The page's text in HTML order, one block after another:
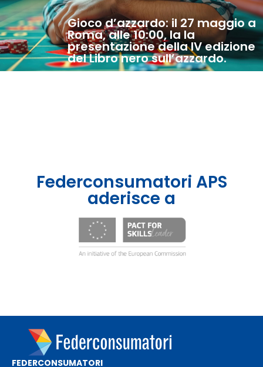
Gioco d’azzardo: il 27 maggio a
Roma, alle 10:00, la la
presentazione della IV edizione
del Libro nero sull’azzardo.
Federconsumatori APS
aderisce a
FEDERCONSUMATORI